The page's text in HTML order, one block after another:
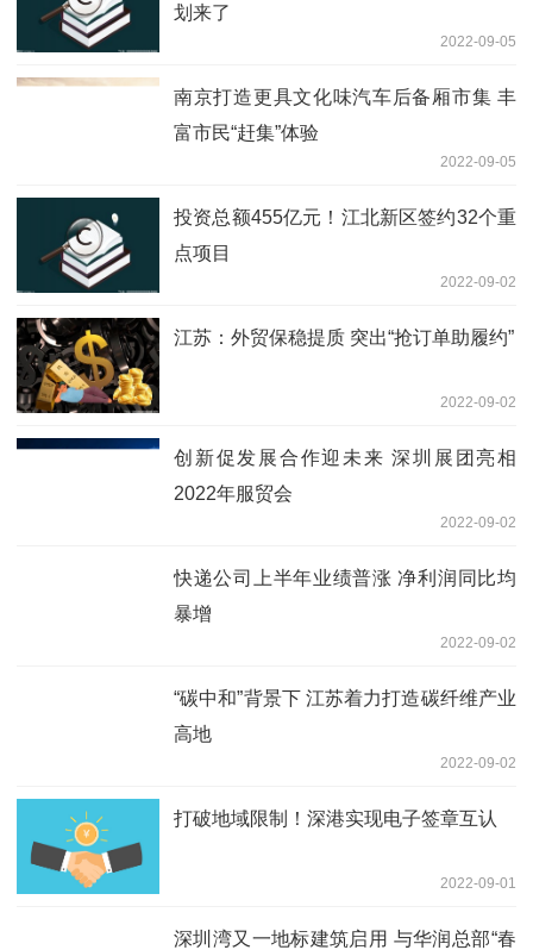
划来了
2022-09-05
南京打造更具文化味汽车后备厢市集 丰
富市民“赶集”体验
2022-09-05
投资总额455亿元！江北新区签约32个重
点项目
2022-09-02
江苏：外贸保稳提质 突出“抢订单助履约”
2022-09-02
创新促发展合作迎未来 深圳展团亮相
2022年服贸会
2022-09-02
快递公司上半年业绩普涨 净利润同比均
暴增
2022-09-02
“碳中和”背景下 江苏着力打造碳纤维产业
高地
2022-09-02
打破地域限制！深港实现电子签章互认
2022-09-01
深圳湾又一地标建筑启用 与华润总部“春